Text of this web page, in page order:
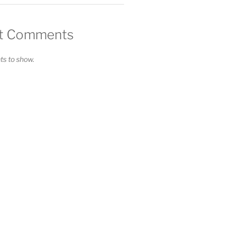
Comments
to show.